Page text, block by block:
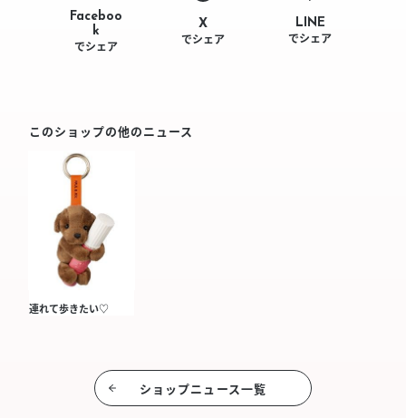
Faceboo
k
でシェア
X
でシェア
LINE
でシェア
このショップの他のニュース
連れて歩きたい♡
ショップニュース⼀覧